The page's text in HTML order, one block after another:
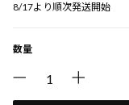
8/17より順次発送開始
数量